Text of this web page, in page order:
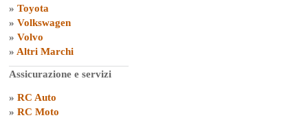
» Toyota
» Volkswagen
» Volvo
» Altri Marchi
Assicurazione e servizi
» RC Auto
» RC Moto